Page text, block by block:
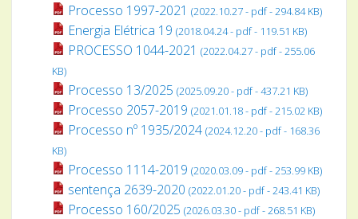
Processo 1997-2021 (2022.10.27 - pdf - 294.84 KB)
Energia Elétrica 19 (2018.04.24 - pdf - 119.51 KB)
PROCESSO 1044-2021 (2022.04.27 - pdf - 255.06
KB)
Processo 13/2025 (2025.09.20 - pdf - 437.21 KB)
Processo 2057-2019 (2021.01.18 - pdf - 215.02 KB)
Processo nº 1935/2024 (2024.12.20 - pdf - 168.36
KB)
Processo 1114-2019 (2020.03.09 - pdf - 253.99 KB)
sentença 2639-2020 (2022.01.20 - pdf - 243.41 KB)
Processo 160/2025 (2026.03.30 - pdf - 268.51 KB)